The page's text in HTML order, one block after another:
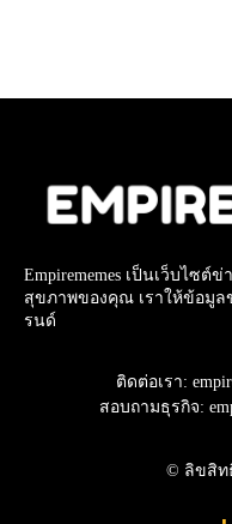
Empirememes เป็นเว็บไซ
สุขภาพของคุณ เราให้ข้อมูล
รนด์
ติดต่อเรา:
สอบถามธุรกิจ:
© ลิขสิทธิ์